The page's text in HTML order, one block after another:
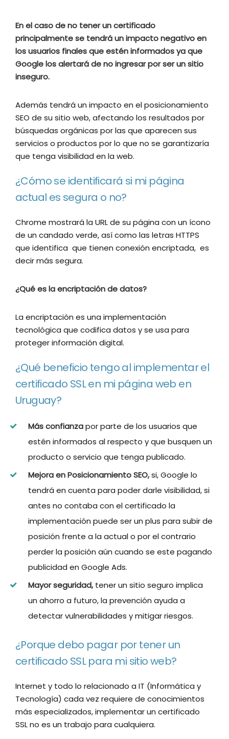
En el caso de no tener un certificado
principalmente se tendrá un impacto negativo en
los usuarios finales que estén informados ya que
Google los alertará de no ingresar por ser un sitio
inseguro.
Además tendrá un impacto en el posicionamiento
SEO de su sitio web, afectando los resultados por
búsquedas orgánicas por las que aparecen sus
servicios o productos por lo que no se garantizaría
que tenga visibilidad en la web.
¿Cómo se identificará si mi página
actual es segura o no?
Chrome mostrará la URL de su página con un ícono
de un candado verde, así como las letras HTTPS
que identifica que tienen conexión encriptada, es
decir más segura.
¿Qué es la encriptación de datos?
La encriptación es una implementación
tecnológica que codifica datos y se usa para
proteger información digital.
¿Qué beneficio tengo al implementar el
certificado SSL en mi página web en
Uruguay?
Más confianzapor parte de los usuarios que
estén informados al respecto y que busquen un
producto o servicio que tenga publicado.
Mejora en Posicionamiento SEO,si, Google lo
tendrá en cuenta para poder darle visibilidad, si
antes no contaba con el certificado la
implementación puede ser un plus para subir de
posición frente a la actual o por el contrario
perder la posición aún cuando se este pagando
publicidad en Google Ads.
Mayor seguridad,tener un sitio seguro implica
un ahorro a futuro, la prevención ayuda a
detectar vulnerabilidades y mitigar riesgos.
¿Porque debo pagar por tener un
certificado SSL para mi sitio web?
Internet y todo lo relacionado a IT (Informática y
Tecnología) cada vez requiere de conocimientos
más especializados, implementar un certificado
SSL no es un trabajo para cualquiera.